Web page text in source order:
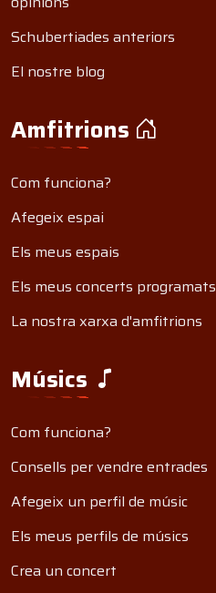
Schubertiades anteriors
El nostre blog
Amfitrions
Com funciona?
Afegeix espai
Els meus espais
Els meus concerts programats
La nostra xarxa d'amfitrions
Músics
Com funciona?
Consells per vendre entrades
Afegeix un perfil de músic
Els meus perfils de músics
Crea un concert